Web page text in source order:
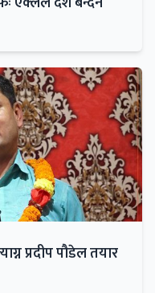
प्रदीप पौडेल तयार